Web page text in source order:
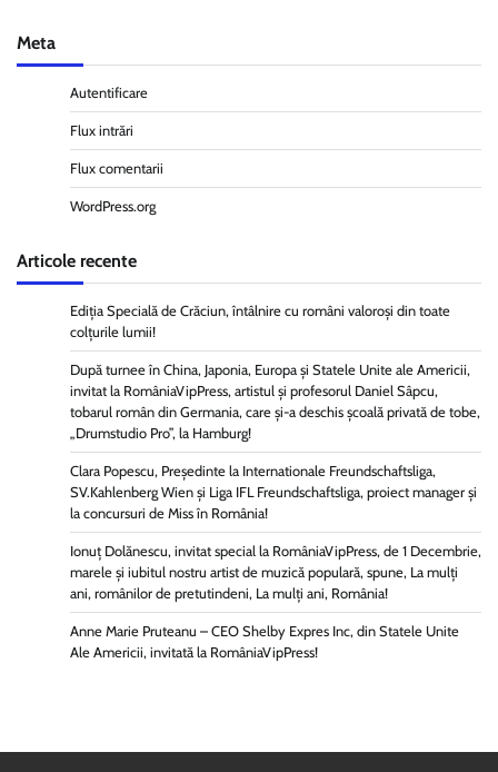
Meta
Autentificare
Flux intrări
Flux comentarii
WordPress.org
Articole recente
Ediția Specială de Crăciun, întâlnire cu români valoroși din toate
colțurile lumii!
După turnee în China, Japonia, Europa și Statele Unite ale Americii,
invitat la RomâniaVipPress, artistul și profesorul Daniel Sâpcu,
tobarul român din Germania, care și-a deschis școală privată de tobe,
„Drumstudio Pro”, la Hamburg!
Clara Popescu, Președinte la Internationale Freundschaftsliga,
SV.Kahlenberg Wien şi Liga IFL Freundschaftsliga, proiect manager și
la concursuri de Miss în România!
Ionuț Dolănescu, invitat special la RomâniaVipPress, de 1 Decembrie,
marele și iubitul nostru artist de muzică populară, spune, La mulți
ani, românilor de pretutindeni, La mulți ani, România!
Anne Marie Pruteanu – CEO Shelby Expres Inc, din Statele Unite
Ale Americii, invitată la RomâniaVipPress!